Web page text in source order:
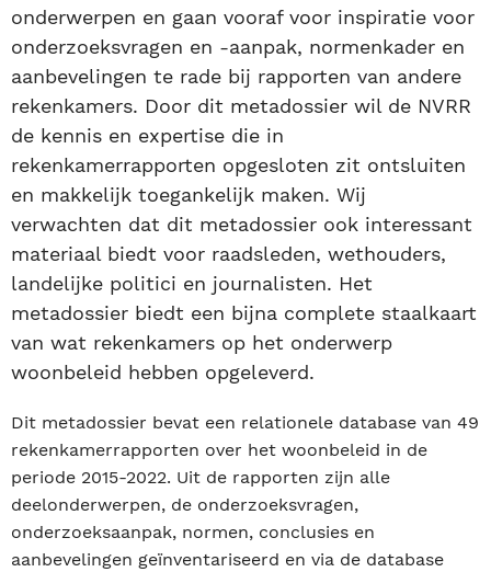
onderwerpen en gaan vooraf voor inspiratie voor
onderzoeksvragen en -aanpak, normenkader en
aanbevelingen te rade bij rapporten van andere
rekenkamers. Door dit metadossier wil de NVRR
de kennis en expertise die in
rekenkamerrapporten opgesloten zit ontsluiten
en makkelijk toegankelijk maken. Wij
verwachten dat dit metadossier ook interessant
materiaal biedt voor raadsleden, wethouders,
landelijke politici en journalisten. Het
metadossier biedt een bijna complete staalkaart
van wat rekenkamers op het onderwerp
woonbeleid hebben opgeleverd.
Dit metadossier bevat een relationele database van 49
rekenkamerrapporten over het woonbeleid in de
periode 2015-2022. Uit de rapporten zijn alle
deelonderwerpen, de onderzoeksvragen,
onderzoeksaanpak, normen, conclusies en
aanbevelingen geïnventariseerd en via de database